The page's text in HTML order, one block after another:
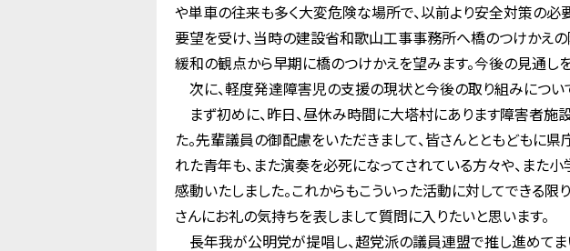
や単車の往来も多く大変危険な場所で、以前より安全対策の必
要望を受け、当時の建設省和歌山工事事務所へ橋のつけかえ
緩和の観点から早期に橋のつけかえを望みます。今後の見通し
次に、軽度発達障害児の支援の現状と今後の取り組みについ
まず初めに、昨日、昼休み時間に大塔村にあります障害者施
た。先輩議員の御配慮をいただきまして、皆さんとともどもに
れた青年も、また演奏を必死になってされている方々や、また
感動いたしました。これからもこういった活動に対してできる
さんにお礼の気持ちを表しまして質問に入りたいと思います。
長年我が公明党が提唱し、超党派の議員連盟で推し進めてまい